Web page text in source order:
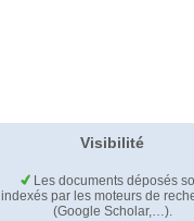
Visibilité
Les documents déposés
indexés par les moteurs de
(Google Scholar,…).